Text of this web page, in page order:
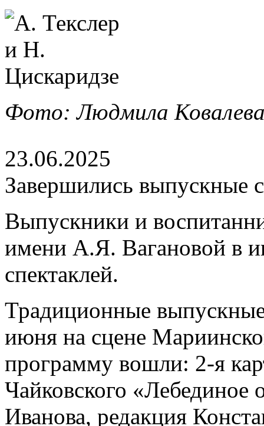
Фото: Людмила
23.06.2025
Завершились выпускные
Выпускники и
имени А.Я. Вагановой в
спектаклей.
Традиционные
июня на сцене
программу вошли: 2-я
Чайковского «Лебединое
Иванова, редакция